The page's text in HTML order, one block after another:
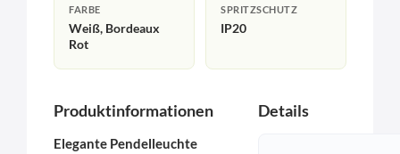
FARBE
Weiß, Bordeaux
Rot
SPRITZSCHUTZ
IP20
Produktinformationen
Elegante Pendelleuchte
Details